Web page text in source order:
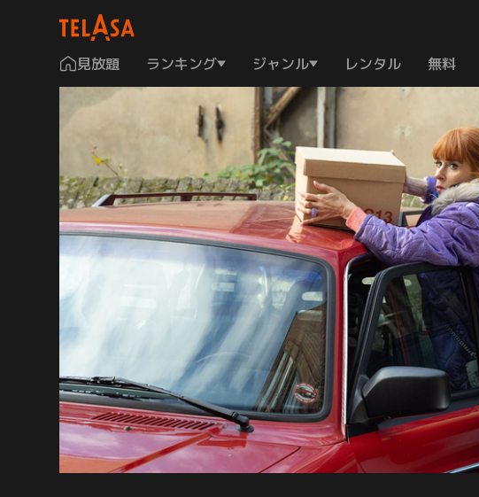
見放題 ランキング ジャンル レンタル 無料